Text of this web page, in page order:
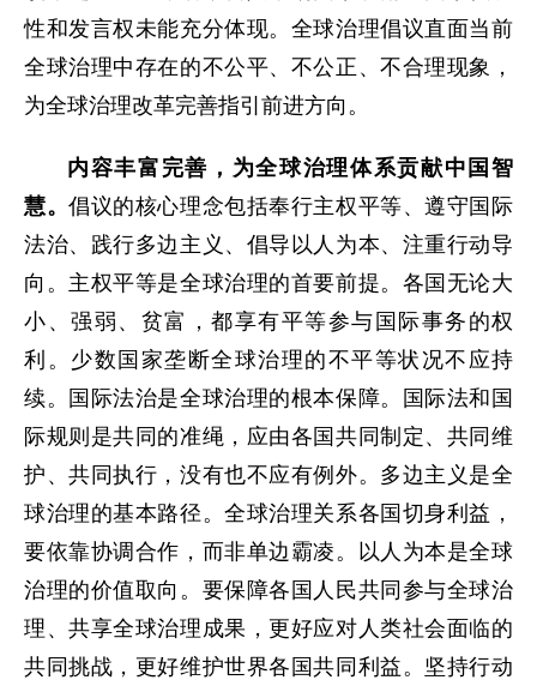
性和发言权未能充分体现。全球治理倡议直面当前
全球治理中存在的不公平、不公正、不合理现象，
为全球治理改革完善指引前进方向。
内容丰富完善，为全球治理体系贡献中国智
慧。倡议的核心理念包括奉行主权平等、遵守国际
法治、践行多边主义、倡导以人为本、注重行动导
向。主权平等是全球治理的首要前提。各国无论大
小、强弱、贫富，都享有平等参与国际事务的权
利。少数国家垄断全球治理的不平等状况不应持
续。国际法治是全球治理的根本保障。国际法和国
际规则是共同的准绳，应由各国共同制定、共同维
护、共同执行，没有也不应有例外。多边主义是全
球治理的基本路径。全球治理关系各国切身利益，
要依靠协调合作，而非单边霸凌。以人为本是全球
治理的价值取向。要保障各国人民共同参与全球治
理、共享全球治理成果，更好应对人类社会面临的
共同挑战，更好维护世界各国共同利益。坚持行动